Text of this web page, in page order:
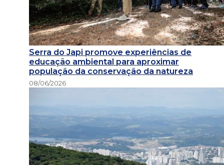
Serra do Japi promove experiências de
educação ambiental para aproximar
população da conservação da natureza
08/06/2026